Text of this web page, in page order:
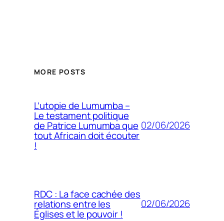
MORE POSTS
L’utopie de Lumumba –
Le testament politique
de Patrice Lumumba que
tout Africain doit écouter
!
02/06/2026
RDC : La face cachée des
relations entre les
Églises et le pouvoir !
02/06/2026